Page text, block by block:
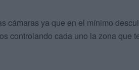
cámaras ya que en el mínimo
controlando cada uno la zona que